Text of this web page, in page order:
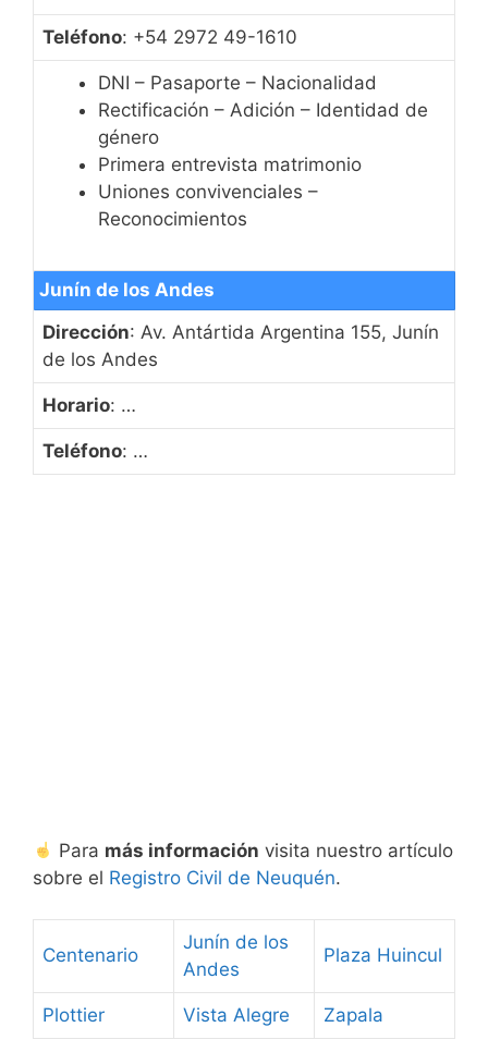
Teléfono: +54 2972 49-1610
DNI – Pasaporte – Nacionalidad
Rectificación – Adición – Identidad de
género
Primera entrevista matrimonio
Uniones convivenciales –
Reconocimientos
Junín de los Andes
Dirección: Av. Antártida Argentina 155, Junín
de los Andes
Horario: …
Teléfono: …
Para más información visita nuestro artículo
sobre el Registro Civil de Neuquén.
Centenario
Junín de los
Andes
Plaza Huincul
Plottier Vista Alegre Zapala